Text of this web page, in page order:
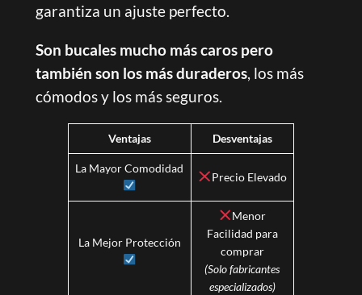
garantiza un ajuste perfecto.
Son bucales mucho más caros pero
también son los más duraderos, los más
cómodos y los más seguros.
Ventajas Desventajas
La Mayor Comodidad
Precio Elevado
La Mejor Protección
Menor
Facilidad para
comprar
(Solo fabricantes
especializados)